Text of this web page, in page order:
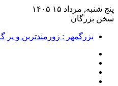
پنج شنبه, مرداد ۱۵ ۱۴۰۵
سخن بزرگان
بزرگمهر : زورمندترین و